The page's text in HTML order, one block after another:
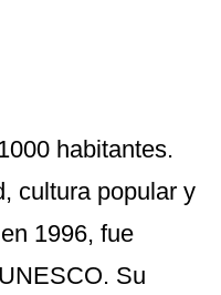
habitantes.
cultura popular y
1996, fue
Su